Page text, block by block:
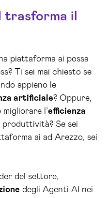
trasforma il
piattaforma ai possa
Ti sei mai chiesto se
appieno le
artificiale? Oppure,
l’efficienza
produttività? Se sei
ai ad Arezzo, sei
del settore,
degli Agenti AI nei